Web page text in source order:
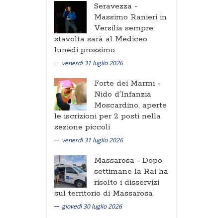
Seravezza -
Massimo Ranieri in
Versilia sempre:
stavolta sarà al Mediceo
lunedi prossimo
venerdì 31 luglio 2026
Forte dei Marmi -
Nido d'Infanzia
Moscardino, aperte
le iscrizioni per 2 posti nella
sezione piccoli
venerdì 31 luglio 2026
Massarosa - Dopo
settimane la Rai ha
risolto i disservizi
sul territorio di Massarosa
giovedì 30 luglio 2026